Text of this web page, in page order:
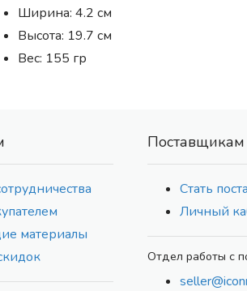
Ширина: 4.2 см
Высота: 19.7 см
Вес: 155 гр
материалы
Поставщикам
Стать
Личный
Отдел работы с